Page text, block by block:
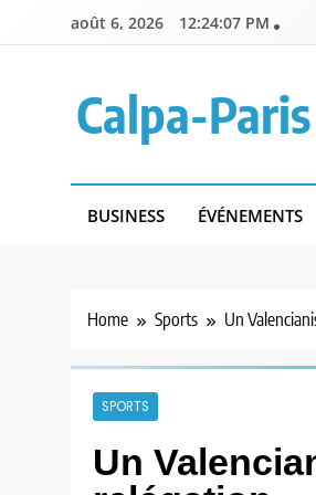
août 6, 2026 12:24:08 PM
Calpa-Paris
BUSINESS ÉVÉNEMENTS
Home Sports Un
SPORTS
Un